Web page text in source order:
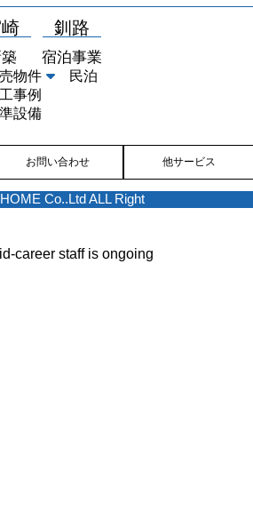
物件
事例
設備
釧路
宿泊事業
民泊
お問い合わせ 他サービス
Co..Ltd ALL Right
career staff is ongoing